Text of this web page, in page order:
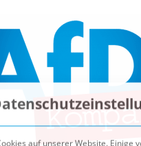
auf unserer Website. Einige
andere uns helfen, diese
16 Jahre alt sind und Ihre
möchten, müssen Sie Ihre